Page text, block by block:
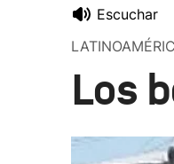
Escuchar
Los